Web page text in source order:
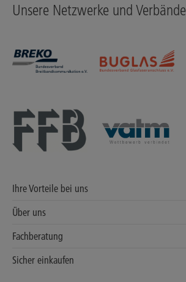
Unsere Netzwerke und Verbände
Ihre Vorteile bei uns
Über uns
Fachberatung
Sicher einkaufen